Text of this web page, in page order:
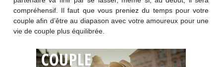
compréhensif. Il faut que vous preniez du temps pour votre
couple afin d’être au diapason avec votre amoureux pour une
vie de couple plus équilibrée.